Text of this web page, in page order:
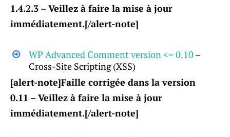
1.4.2.3 – Veillez à faire la mise à jour
immédiatement.[/alert-note]
WP Advanced Comment version <= 0.10 –
Cross-Site Scripting (XSS)
[alert-note]Faille corrigée dans la version
0.11 – Veillez à faire la mise à jour
immédiatement.[/alert-note]